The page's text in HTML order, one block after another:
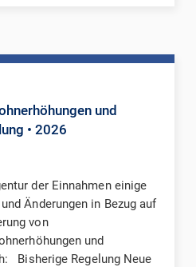
und
• 2026
der Einnahmen einige
Änderungen in Bezug auf
von
und
Bisherige Regelung Neue